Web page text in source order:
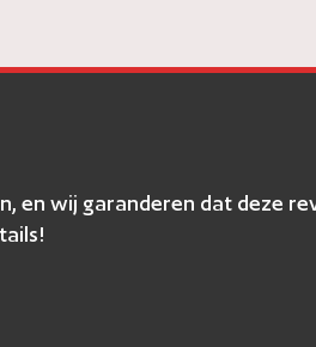
en wij garanderen dat deze